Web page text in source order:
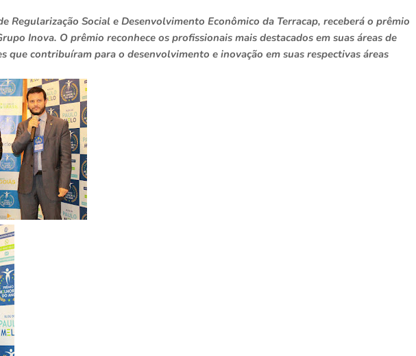
Regularização Social e Desenvolvimento Econômico da Terracap, receberá o prêmio
Inova. O prêmio reconhece os profissionais mais destacados em suas áreas de
que contribuíram para o desenvolvimento e inovação em suas respectivas áreas